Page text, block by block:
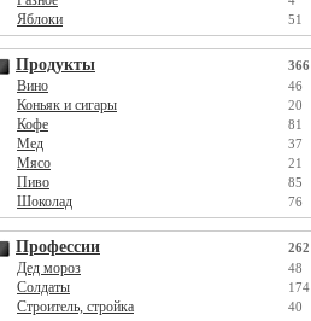
Яблоки 51
Продукты 366
Вино 46
Коньяк и сигары 20
Кофе 81
Мед 37
Мясо 21
Пиво 85
Шоколад 76
Профессии 262
Дед мороз 48
Солдаты 174
Строитель, стройка 40